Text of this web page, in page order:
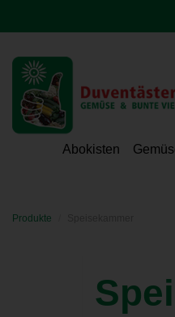
Hoeri - Gemüse
Abokisten
Produkte